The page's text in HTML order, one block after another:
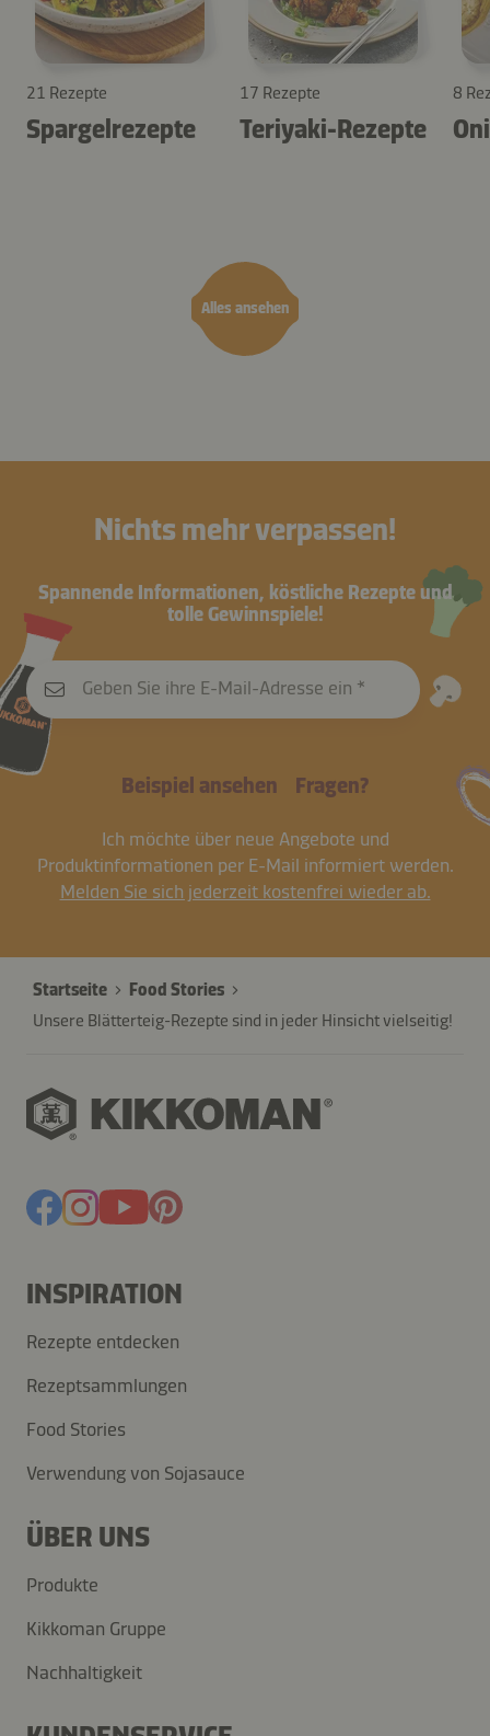
Alles ansehen
21 Rezepte
Spargelrezepte
17 Rezepte
Teriyaki-Rezepte
8
Nichts mehr verpassen!
Spannende Informationen, köstliche Rezepte und
tolle Gewinnspiele!
Geben Sie ihre E-Mail-Adresse ein
Beispiel ansehen Fragen?
Ich möchte über neue Angebote und
Produktinformationen per E-Mail informiert werden.
Melden Sie sich jederzeit kostenfrei wieder ab.
Startseite
Food Stories
Unsere Blätterteig-Rezepte sind in jeder Hinsicht vielseitig!
INSPIRATION
Rezepte entdecken
Rezeptsammlungen
Food Stories
Verwendung von Sojasauce
ÜBER UNS
Produkte
Kikkoman Gruppe
Nachhaltigkeit